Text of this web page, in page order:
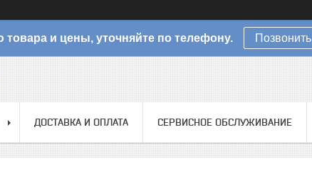
товара и цены, уточняйте по телефону. Позвонить
ДОСТАВКА И ОПЛАТА СЕРВИСНОЕ ОБСЛУЖИВАНИЕ